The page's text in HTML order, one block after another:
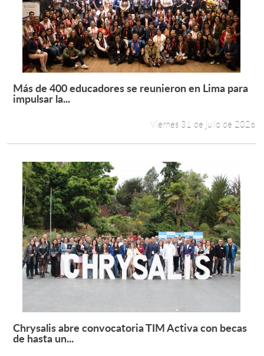
Leer más +
Más de 400 educadores se reunieron en Lima para
impulsar la...
Viernes 31 de julio de 2026
Leer más +
Chrysalis abre convocatoria TIM Activa con becas
de hasta un...